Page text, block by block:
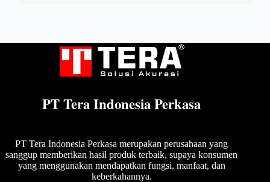
PT Tera Indonesia Perkasa
PT Tera Indonesia Perkasa merupakan perusahaan yang
sanggup memberikan hasil produk terbaik, supaya konsumen
yang menggunakan mendapatkan fungsi, manfaat, dan
keberkahannya.